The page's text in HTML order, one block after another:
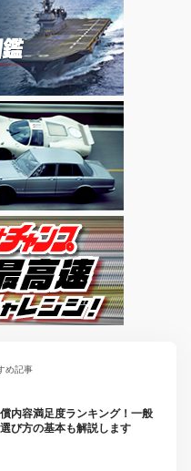
め記事
内容満足度ランキング！一般
び方の基本も解説します